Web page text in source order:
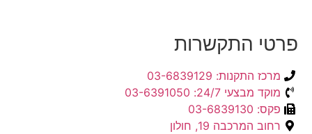
פרטי התקשרות
מרכז התקנות: 03-6839129
מוקד מבצעי 24/7: 03-6391050
פקס: 03-6839130
רחוב המרכבה 19, חולון